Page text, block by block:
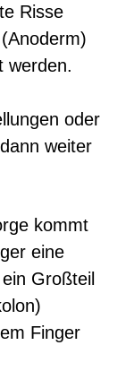
Risse
werden.
oder
weiter
kommt
eine
Großteil
Finger